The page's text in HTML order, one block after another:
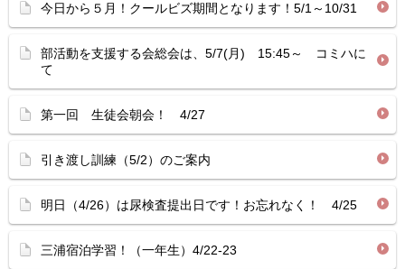
今日から５月！クールビズ期間となります！5/1～10/31
部活動を支援する会総会は、5/7(月) 15:45～ コミハに
て
第一回 生徒会朝会！ 4/27
引き渡し訓練（5/2）のご案内
明日（4/26）は尿検査提出日です！お忘れなく！ 4/25
三浦宿泊学習！（一年生）4/22-23